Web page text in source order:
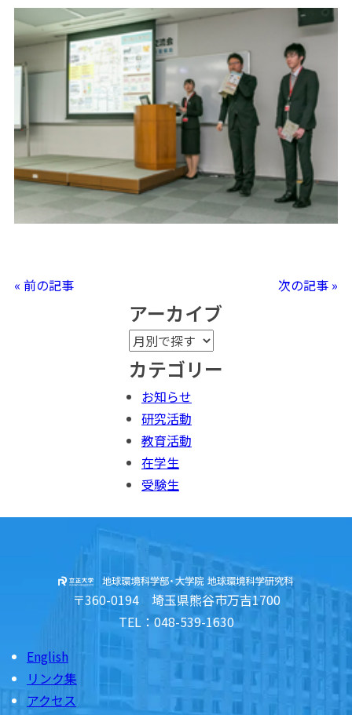
« 前の記事 次の記事 »
アーカイブ
カテゴリー
お知らせ
研究活動
教育活動
在学生
受験生
〒360-0194 埼玉県熊谷市万吉1700
TEL：048-539-1630
English
リンク集
アクセス